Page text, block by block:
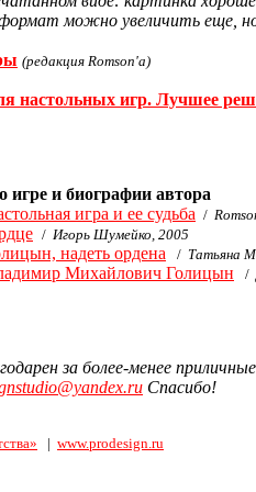
можно увеличить еще,
(редакция Romson'a)
настольных игр. Лучшее
и биографии автора
игра и ее судьба /
/ Игорь Шумейко, 2005
надеть ордена / Татьяна
Михайлович Голицын /
за более-менее
Спасибо!
| www.prodesign.ru